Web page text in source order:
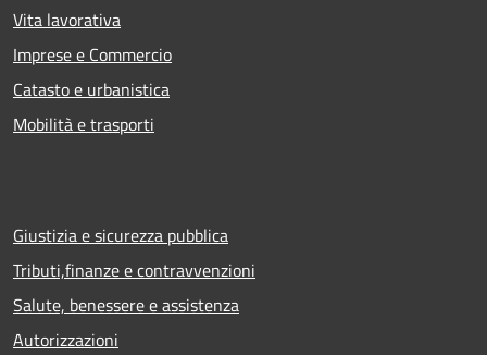
Vita lavorativa
Imprese e Commercio
Catasto e urbanistica
Mobilità e trasporti
Giustizia e sicurezza pubblica
Tributi,finanze e contravvenzioni
Salute, benessere e assistenza
Autorizzazioni